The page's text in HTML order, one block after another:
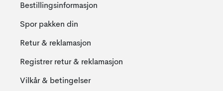
Bestillingsinformasjon
Spor pakken din
Retur & reklamasjon
Registrer retur & reklamasjon
Vilkår & betingelser